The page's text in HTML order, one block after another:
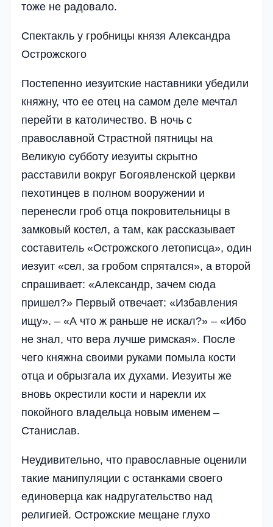
тоже не радовало.
Спектакль у гробницы князя Александра
Острожского
Постепенно иезуитские наставники убедили
княжну, что ее отец на самом деле мечтал
перейти в католичество. В ночь с
православной Страстной пятницы на
Великую субботу иезуиты скрытно
расставили вокруг Богоявленской церкви
пехотинцев в полном вооружении и
перенесли гроб отца покровительницы в
замковый костел, а там, как рассказывает
составитель «Острожского летописца», один
иезуит «сел, за гробом спрятался», а второй
спрашивает: «Александр, зачем сюда
пришел?» Первый отвечает: «Избавления
ищу». – «А что ж раньше не искал?» – «Ибо
не знал, что вера лучше римская». После
чего княжна своими руками помыла кости
отца и обрызгала их духами. Иезуиты же
вновь окрестили кости и нарекли их
покойного владельца новым именем –
Станислав.
Неудивительно, что православные оценили
такие манипуляции с останками своего
единоверца как надругательство над
религией. Острожские мещане глухо